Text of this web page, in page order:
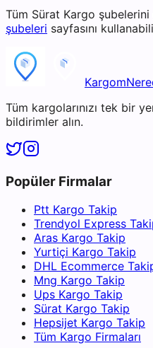
Tüm Sürat Kargo
şubeleri sayfasını
Tüm kargolarınızı tek bir
bildirimler alın.
Popüler Firmalar
Ptt Kargo Takip
Trendyol Express
Aras Kargo Takip
Yurtiçi Kargo Takip
DHL Ecommerce
Mng Kargo Takip
Ups Kargo Takip
Sürat Kargo Takip
Hepsijet Kargo Takip
Tüm Kargo Firmaları